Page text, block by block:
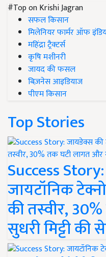
#Top on Krishi Jagran
सफल किसान
मिलेनियर फार्मर ऑफ
महिंद्रा ट्रैक्टर्स
कृषि मशीनरी
जायद की फसल
बिज़नेस आइडियाज
पीएम किसान
Top Stories
Success
जायटॉनिक
की तस्वीर,
सुधरी मिट्टी की